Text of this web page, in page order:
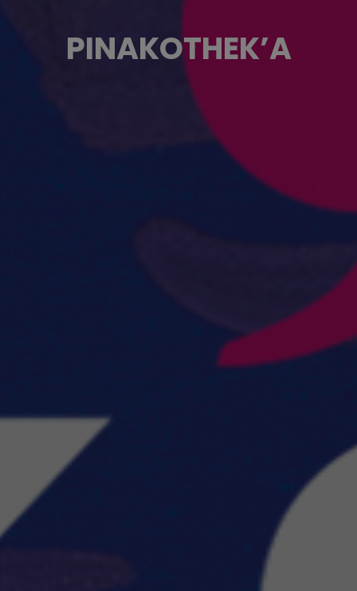
PINAKOTHEK’A